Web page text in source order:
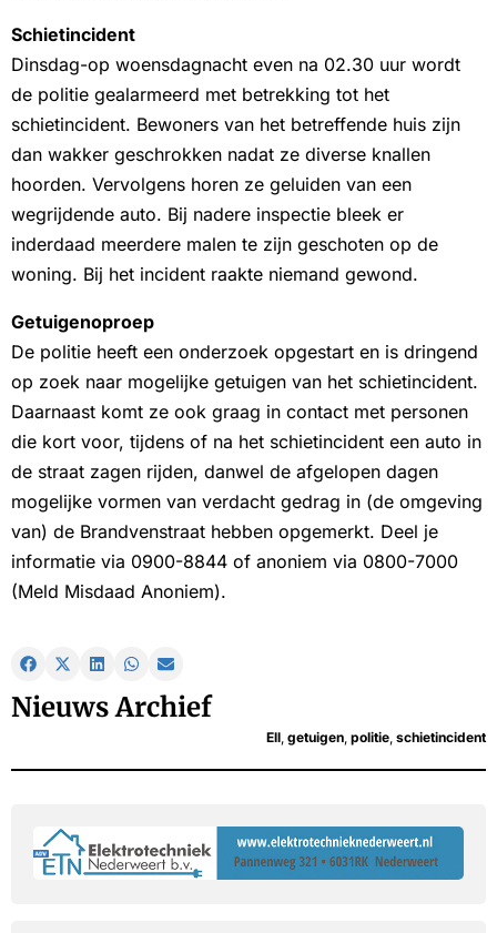
Schietincident
Dinsdag-op woensdagnacht even na 02.30 uur wordt
de politie gealarmeerd met betrekking tot het
schietincident. Bewoners van het betreffende huis zijn
dan wakker geschrokken nadat ze diverse knallen
hoorden. Vervolgens horen ze geluiden van een
wegrijdende auto. Bij nadere inspectie bleek er
inderdaad meerdere malen te zijn geschoten op de
woning. Bij het incident raakte niemand gewond.
Getuigenoproep
De politie heeft een onderzoek opgestart en is dringend
op zoek naar mogelijke getuigen van het schietincident.
Daarnaast komt ze ook graag in contact met personen
die kort voor, tijdens of na het schietincident een auto in
de straat zagen rijden, danwel de afgelopen dagen
mogelijke vormen van verdacht gedrag in (de omgeving
van) de Brandvenstraat hebben opgemerkt. Deel je
informatie via 0900-8844 of anoniem via 0800-7000
(Meld Misdaad Anoniem).
Nieuws Archief
Ell getuigen politie schietincident